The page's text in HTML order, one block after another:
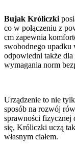
Bujak Króliczki
co w połączeniu z
cm zapewnia
swobodnego upadku
odpowiedni także dla
wymagania norm
Urządzenie to nie
sposób na rozwój
sprawności fizycznej
się, Króliczki uczą
własnym ciałem.